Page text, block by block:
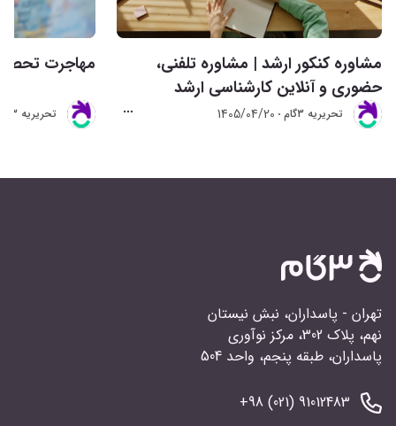
مشاوره کنکور ارشد | مشاوره تلفنی،
حضوری و آنلاین کارشناسی ارشد
تحريريه 3گام 1405/04/20
مهاجرت
تحريريه 3گام
تهران - پاسداران، نبش نیستان
نهم، پلاک 302، مرکز نوآوری
پاسداران، طبقه پنجم، واحد 504
91012483 (021) 98+